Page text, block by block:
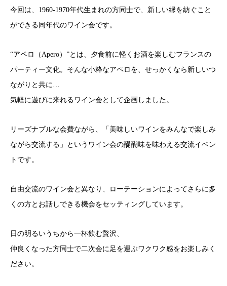
今回は、1960-1970年代生まれの方同士で、新しい縁を紡ぐこと
ができる同年代のワイン会です。
“アペロ（Apero）”とは、夕食前に軽くお酒を楽しむフランスの
パーティー文化。そんな小粋なアペロを、せっかくなら新しいつ
ながりと共に…
気軽に遊びに来れるワイン会として企画しました。
リーズナブルな会費ながら、「美味しいワインをみんなで楽しみ
ながら交流する」というワイン会の醍醐味を味わえる交流イベン
トです。
自由交流のワイン会と異なり、ローテーションによってさらに多
くの方とお話しできる機会をセッティングしています。
日の明るいうちから一杯飲む贅沢、
仲良くなった方同士で二次会に足を運ぶワクワク感をお楽しみく
ださい。